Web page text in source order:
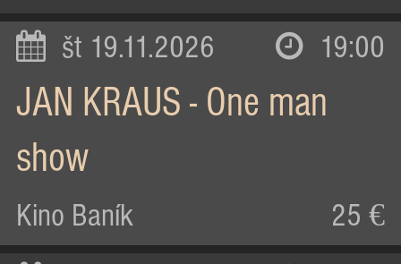
št 19.11.2026 19:00
JAN KRAUS - One man
show
Kino Baník 25 €